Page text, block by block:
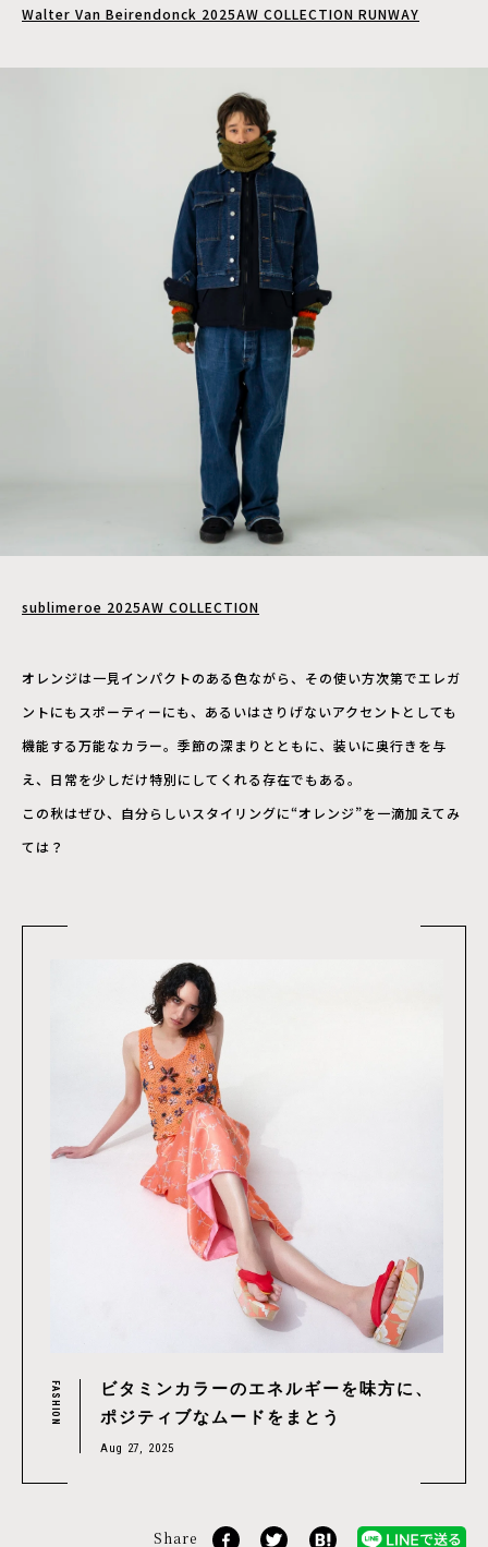
Walter Van Beirendonck 2025AW COLLECTION RUNWAY
sublimeroe 2025AW COLLECTION
オレンジは一見インパクトのある色ながら、その使い方次第でエレガ
ントにもスポーティーにも、あるいはさりげないアクセントとしても
機能する万能なカラー。季節の深まりとともに、装いに奥行きを与
え、日常を少しだけ特別にしてくれる存在でもある。
この秋はぜひ、自分らしいスタイリングに“オレンジ”を一滴加えてみ
ては？
FASHION
ビタミンカラーのエネルギーを味方に、
ポジティブなムードをまとう
Aug 27, 2025
Share